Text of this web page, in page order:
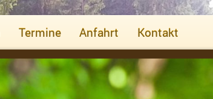
Termine Anfahrt Kontakt